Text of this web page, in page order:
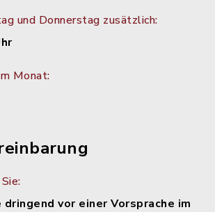
und Donnerstag zusätzlich:
Monat:
vor einer Vorsprache im